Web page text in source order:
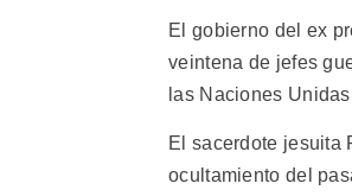
El gobierno del ex
veintena de jefes
las Naciones
El sacerdote jesuita
ocultamiento del